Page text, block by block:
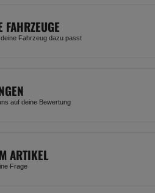
FAHRZEUGE
Fahrzeug dazu passt
auf deine Bewertung
ARTIKEL
Frage